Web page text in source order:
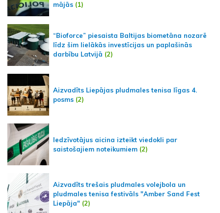
mājās (1)
“Bioforce” piesaista Baltijas biometāna nozarē
līdz šim lielākās investīcijas un paplašinās
darbību Latvijā (2)
Aizvadīts Liepājas pludmales tenisa līgas 4.
posms (2)
Iedzīvotājus aicina izteikt viedokli par
saistošajiem noteikumiem (2)
Aizvadīts trešais pludmales volejbola un
pludmales tenisa festivāls "Amber Sand Fest
Liepāja" (2)